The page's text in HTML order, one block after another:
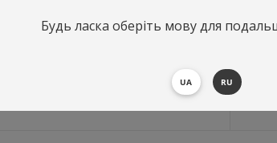
Будь ласка оберіть мову для
UA RU